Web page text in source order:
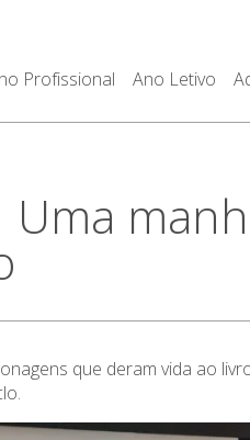
Profissional Ano Letivo
Uma
que deram vida ao